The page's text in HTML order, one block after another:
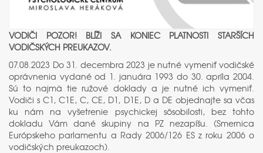
VODIČI POZOR! BLÍŽI SA KONIEC PLATNOSTI STARŠÍCH
VODIČSKÝCH PREUKAZOV.
07.08.2023 Do 31. decembra 2023 je nutné vymeniť vodičské
oprávnenia vydané od 1. januára 1993 do 30. apríla 2004.
Sú to najmä tie ružové doklady a je nutné ich vymeniť.
Vodiči s C1, C1E, C, CE, D1, D1E, D a DE objednajte sa včas
ku nám na vyšetrenie psychickej sôsobilosti, bez tohto
dokladu Vám dané skupiny na PZ nezapíšu. (Smernica
Európskeho parlamentu a Rady 2006/126 ES z roku 2006 o
vodičských preukazoch).